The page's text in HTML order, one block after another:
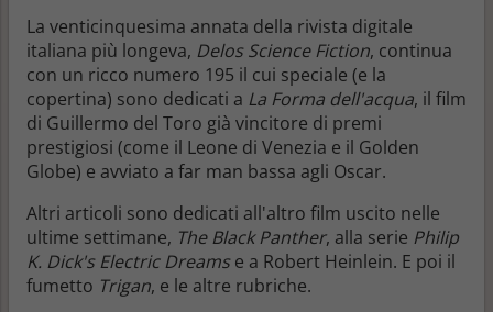
La venticinquesima annata della rivista digitale
italiana più longeva, Delos Science Fiction, continua
con un ricco numero 195 il cui speciale (e la
copertina) sono dedicati a La Forma dell'acqua, il film
di Guillermo del Toro già vincitore di premi
prestigiosi (come il Leone di Venezia e il Golden
Globe) e avviato a far man bassa agli Oscar.
Altri articoli sono dedicati all'altro film uscito nelle
ultime settimane, The Black Panther, alla serie Philip
K. Dick's Electric Dreamse a Robert Heinlein. E poi il
fumetto Trigan, e le altre rubriche.